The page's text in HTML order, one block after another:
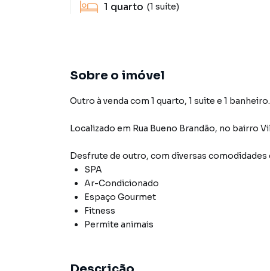
1 quarto (1 suíte)
Sobre o imóvel
Outro à venda com 1 quarto, 1 suite e 1 banheiro.
Localizado em Rua Bueno Brandão, no bairro
Desfrute de outro, com diversas comodidades
SPA
Ar-Condicionado
Espaço Gourmet
Fitness
Permite animais